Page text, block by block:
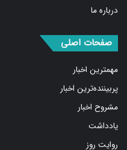
درباره ما
صفحات اصلی
مهمترین اخبار
پربیننده‌ترین اخبار
مشروح اخبار
یادداشت
روایت روز